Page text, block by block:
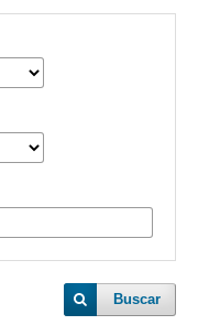
Buscar